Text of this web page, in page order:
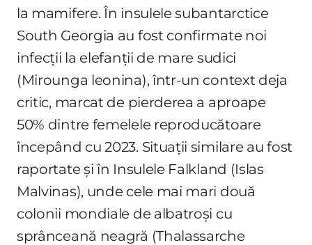
la mamifere. În insulele subantarctice
South Georgia au fost confirmate noi
infecții la elefanții de mare sudici
(Mirounga leonina), într-un context deja
critic, marcat de pierderea a aproape
50% dintre femelele reproducătoare
începând cu 2023. Situații similare au fost
raportate și în Insulele Falkland (Islas
Malvinas), unde cele mai mari două
colonii mondiale de albatroși cu
sprânceană neagră (Thalassarche